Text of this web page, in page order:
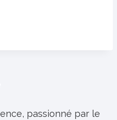
passionné par le